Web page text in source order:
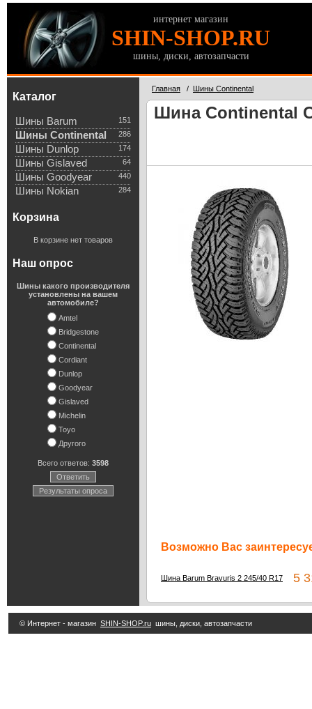
интернет магазин
SHIN-SHOP.RU
шины, диски, автозапчасти
Каталог
151
Шины Barum
286
Шины Continental
174
Шины Dunlop
64
Шины Gislaved
440
Шины Goodyear
284
Шины Nokian
Корзина
В корзине нет товаров
Наш опрос
Шины какого производителя
установлены на вашем
автомобиле?
Amtel
Bridgestone
Continental
Cordiant
Dunlop
Goodyear
Gislaved
Michelin
Toyo
Другого
Всего ответов: 3598
Ответить
Результаты опроса
Главная / Шины Continental
Шина Continental
Возможно Вас
Шина Barum Bravuris 2 245/40 R17 5
© Интернет - магазин SHIN-SHOP.ru шины, диски, автозапчасти